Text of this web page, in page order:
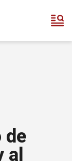
de